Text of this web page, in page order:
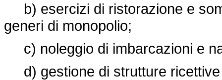
b) esercizi di ristorazione e
generi di monopolio;
c) noleggio di imbarcazioni e
d) gestione di strutture ricettive